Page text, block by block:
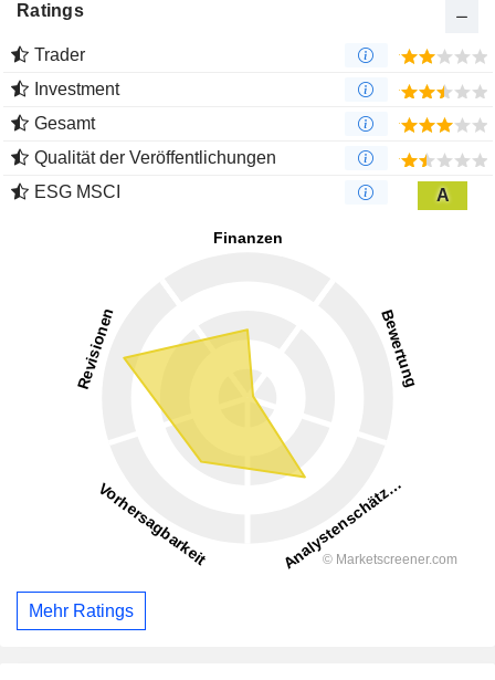
Ratings
Trader
Investment
Gesamt
Qualität der Veröffentlichungen
ESG MSCI
A
Mehr Ratings